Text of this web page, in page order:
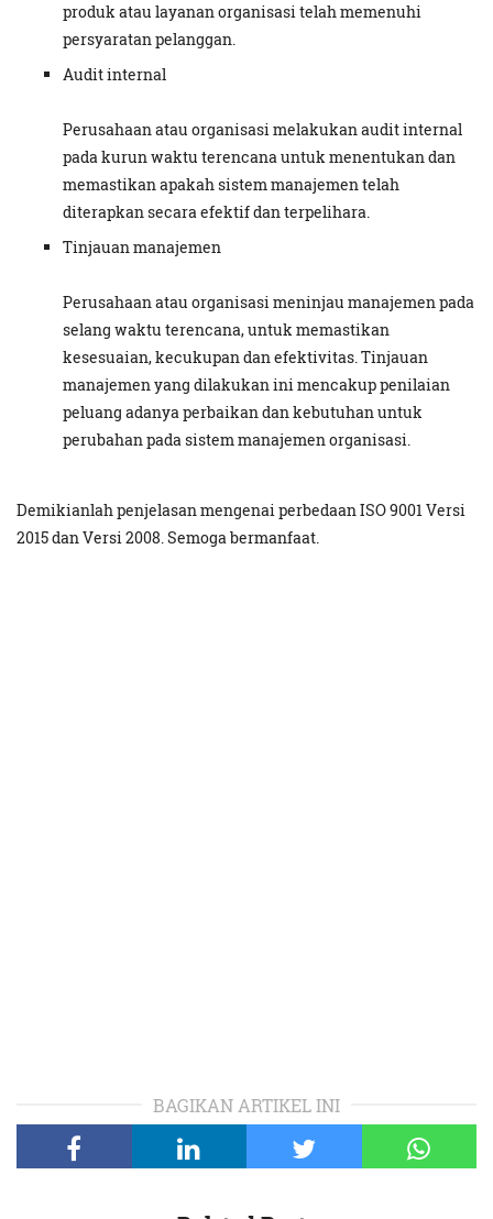
produk atau layanan organisasi telah memenuhi
persyaratan pelanggan.
Audit internal
Perusahaan atau organisasi melakukan audit internal
pada kurun waktu terencana untuk menentukan dan
memastikan apakah sistem manajemen telah
diterapkan secara efektif dan terpelihara.
Tinjauan manajemen
Perusahaan atau organisasi meninjau manajemen pada
selang waktu terencana, untuk memastikan
kesesuaian, kecukupan dan efektivitas. Tinjauan
manajemen yang dilakukan ini mencakup penilaian
peluang adanya perbaikan dan kebutuhan untuk
perubahan pada sistem manajemen organisasi.
Demikianlah penjelasan mengenai perbedaan ISO 9001 Versi
2015 dan Versi 2008. Semoga bermanfaat.
BAGIKAN ARTIKEL INI